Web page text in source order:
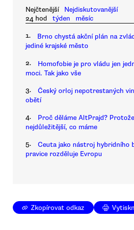
Nejčtenější
Nejdiskutovanější
24 hod
týden měsíc
1.
Brno chystá akční plán na
jediné krajské město
2.
Homofobie je pro vládu jen
moci. Tak jako vše
3.
Český orloj nepotrestaných
obětí
4.
Proč děláme AltPrajd?
nejdůležitější, co máme
5.
Ceuta jako nástroj hybridního
pravice rozděluje Evropu
Zkopírovat odkaz